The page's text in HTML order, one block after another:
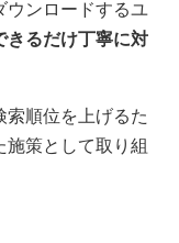
ウンロードするユ
きるだけ丁寧に対
索順位を上げるた
策として取り組